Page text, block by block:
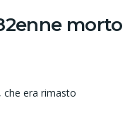
morto
che era rimasto